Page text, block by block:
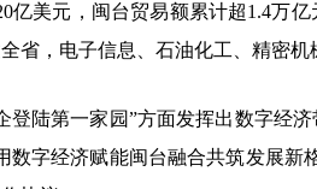
亿美元，闽台贸易额累计超1.4万
省，电子信息、石油化工、精密
陆第一家园”方面发挥出数字经济
数字经济赋能闽台融合共筑发展